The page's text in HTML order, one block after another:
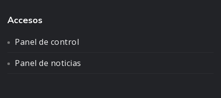
Accesos
Panel de control
Panel de noticias